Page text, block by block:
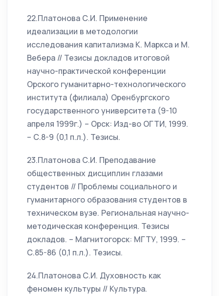
22.Платонова С.И. Применение
идеализации в методологии
исследования капитализма К. Маркса и М.
Вебера // Тезисы докладов итоговой
научно-практической конференции
Орского гуманитарно-технологического
института (филиала) Оренбургского
государственного университета (9-10
апреля 1999г.) – Орск: Изд-во ОГТИ, 1999.
– С.8-9 (0,1 п.л.). Тезисы.
23.Платонова С.И. Преподавание
общественных дисциплин глазами
студентов // Проблемы социального и
гуманитарного образования студентов в
техническом вузе. Региональная научно-
методическая конференция. Тезисы
докладов. – Магнитогорск: МГТУ, 1999. –
С.85-86 (0,1 п.л.). Тезисы.
24.Платонова С.И. Духовность как
феномен культуры // Культура.